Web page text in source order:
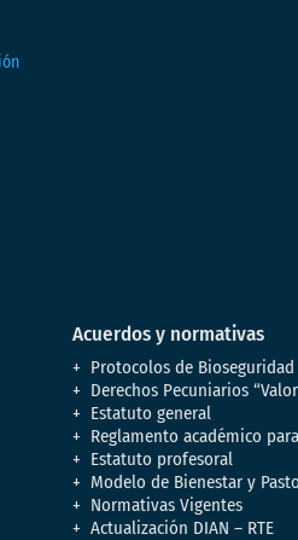
Acuerdos y normativas
Protocolos de Bioseguridad
Derechos Pecuniarios
Estatuto general
Reglamento académico
Estatuto profesoral
Modelo de Bienestar y
Normativas Vigentes
Actualización DIAN – RTE